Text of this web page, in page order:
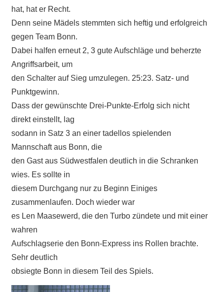
hat, hat er Recht.
Denn seine Mädels stemmten sich heftig und erfolgreich
gegen Team Bonn.
Dabei halfen erneut 2, 3 gute Aufschläge und beherzte
Angriffsarbeit, um
den Schalter auf Sieg umzulegen. 25:23. Satz- und
Punktgewinn.
Dass der gewünschte Drei-Punkte-Erfolg sich nicht
direkt einstellt, lag
sodann in Satz 3 an einer tadellos spielenden
Mannschaft aus Bonn, die
den Gast aus Südwestfalen deutlich in die Schranken
wies. Es sollte in
diesem Durchgang nur zu Beginn Einiges
zusammenlaufen. Doch wieder war
es Len Maasewerd, die den Turbo zündete und mit einer
wahren
Aufschlagserie den Bonn-Express ins Rollen brachte.
Sehr deutlich
obsiegte Bonn in diesem Teil des Spiels.